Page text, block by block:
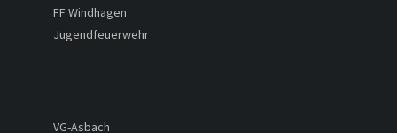
FF Windhagen
Jugendfeuerwehr
VG-Asbach